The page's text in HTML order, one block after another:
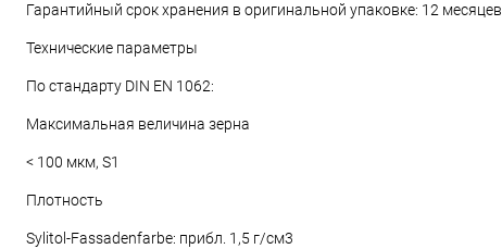
Гарантийный срок хранения в оригинальной упаковке: 12 месяцев.
Технические параметры
По стандарту DIN EN 1062:
Максимальная величина зерна
< 100 мкм, S1
Плотность
Sylitol-Fassadenfarbe: прибл. 1,5 г/см3